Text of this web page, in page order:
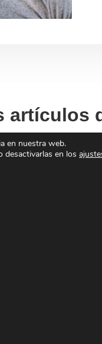
artículos
en nuestra web.
desactivarlas en los